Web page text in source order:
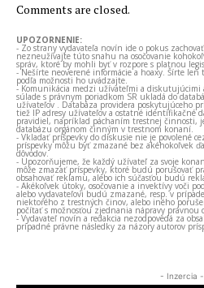
Comments are closed.
UPOZORNENIE:
- Zo strany vydavateľa novín ide o pokus
nezneužívajte túto snahu na osočovanie
správ, ktoré by mohli byť v rozpore s platnou
- Nešírte neoverené informácie a hoaxy. Šírte
podľa možnosti ho uvádzajte.
- Komunikácia medzi užívateľmi a diskutujúcimi
súlade s právnym poriadkom SR ukladá do
užívateľov . Databáza providera poskytujúceho
tiež IP adresy užívateľov a ostatné identifikačné
pravidiel, napríklad páchaním trestnej činnosti,
databázu orgánom činným v trestnom konaní.
- Vkladať príspevky do diskusie nie je povolené
príspevky môžu byť zmazané bez akéhokoľvek
dôvodov.
- Upozorňujeme, že každý užívateľ za svoje
môže zmazať príspevky, ktoré budú porušovať
obsahovať reklamu, alebo ich súčasťou budú
- Akékoľvek útoky, osočovanie a invektívy voči
alebo vydavateľovi budú zmazané, resp. v
niektorého z trestných činov, alebo iného
počítať s možnosťou zjednania nápravy právnou
- Vydavateľ novín a redakcia nezodpovedá za
prípadné právne následky za názory autorov
- Inzercia -